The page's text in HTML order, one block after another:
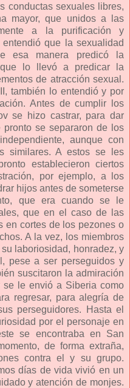
conductas sexuales libres,
mayor, que unidos a las
a la purificación y
que la sexualidad
esa manera predicó la
que lo llevó a predicar la
de atracción sexual.
también lo entendió y por
Antes de cumplir los
se hizo castrar, para dar
se separaron de los
aunque con
similares. A estos se les
establecieron ciertos
por ejemplo, a los
hijos antes de someterse
que era cuando se le
que en el caso de las
en cortes de los pezones o
A la vez, los miembros
laboriosidad, honradez, y
pese a ser perseguidos y
suscitaron la admiración
le envió a Siberia como
regresar, para alegría de
perseguidores. Hasta el
por el personaje en
se encontraba en San
de forma extraña,
contra el y su grupo.
días de vida vivió en un
y atención de monjes.